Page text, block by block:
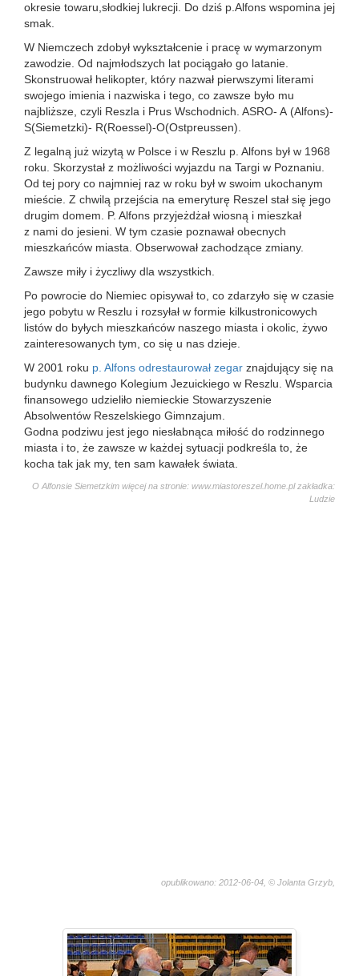
okresie towaru,słodkiej lukrecji. Do dziś p.Alfons wspomina jej
smak.
W Niemczech zdobył wykształcenie i pracę w wymarzonym
zawodzie. Od najmłodszych lat pociągało go latanie.
Skonstruował helikopter, który nazwał pierwszymi literami
swojego imienia i nazwiska i tego, co zawsze było mu
najbliższe, czyli Reszla i Prus Wschodnich. ASRO- A (Alfons)-
S(Siemetzki)- R(Roessel)-O(Ostpreussen).
Z legalną już wizytą w Polsce i w Reszlu p. Alfons był w 1968
roku. Skorzystał z możliwości wyjazdu na Targi w Poznaniu.
Od tej pory co najmniej raz w roku był w swoim ukochanym
mieście. Z chwilą przejścia na emeryturę Reszel stał się jego
drugim domem. P. Alfons przyjeżdżał wiosną i mieszkał
z nami do jesieni. W tym czasie poznawał obecnych
mieszkańców miasta. Obserwował zachodzące zmiany.
Zawsze miły i życzliwy dla wszystkich.
Po powrocie do Niemiec opisywał to, co zdarzyło się w czasie
jego pobytu w Reszlu i rozsyłał w formie kilkustronicowych
listów do byłych mieszkańców naszego miasta i okolic, żywo
zainteresowanych tym, co się u nas dzieje.
W 2001 roku p. Alfons odrestaurował zegar znajdujący się na
budynku dawnego Kolegium Jezuickiego w Reszlu. Wsparcia
finansowego udzieliło niemieckie Stowarzyszenie
Absolwentów Reszelskiego Gimnzajum.
Godna podziwu jest jego niesłabnąca miłość do rodzinnego
miasta i to, że zawsze w każdej sytuacji podkreśla to, że
kocha tak jak my, ten sam kawałek świata.
O Alfonsie Siemetzkim więcej na stronie: www.miastoreszel.home.pl zakładka:
Ludzie
opublikowano: 2012-06-04, © Jolanta Grzyb,